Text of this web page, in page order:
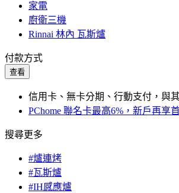
家電
廚衛三機
Rinnai 林內 瓦斯爐
付款方式
查看
信用卡、無卡分期、行動支付，與
PChome 聯名卡最高6%，新戶再享
搜尋更多
#爐連烤
#瓦斯爐
#IH感應爐